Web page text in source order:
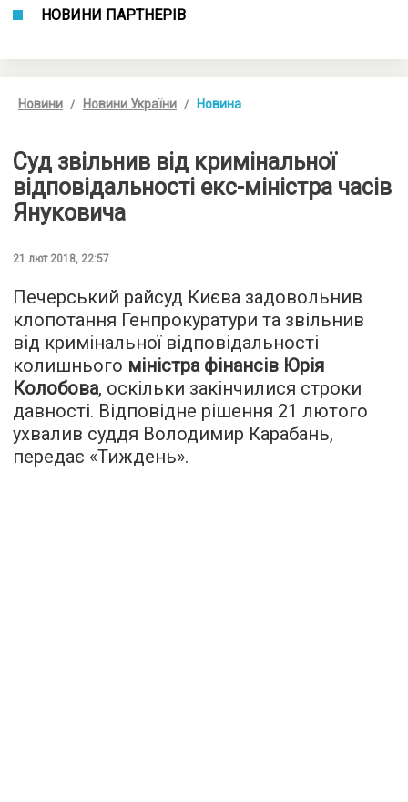
НОВИНИ ПАРТНЕРІВ
Новини Новини України Новина
Суд звільнив від кримінальної
відповідальності екс-міністра часів
Януковича
21 лют 2018, 22:57
Печерський райсуд Києва задовольнив
клопотання Генпрокуратури та звільнив
від кримінальної відповідальності
колишнього міністра фінансів Юрія
Колобова, оскільки закінчилися строки
давності. Відповідне рішення 21 лютого
ухвалив суддя Володимир Карабань,
передає «Тиждень».